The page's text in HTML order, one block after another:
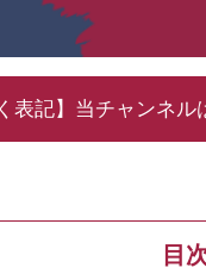
表記】当チャンネ
目